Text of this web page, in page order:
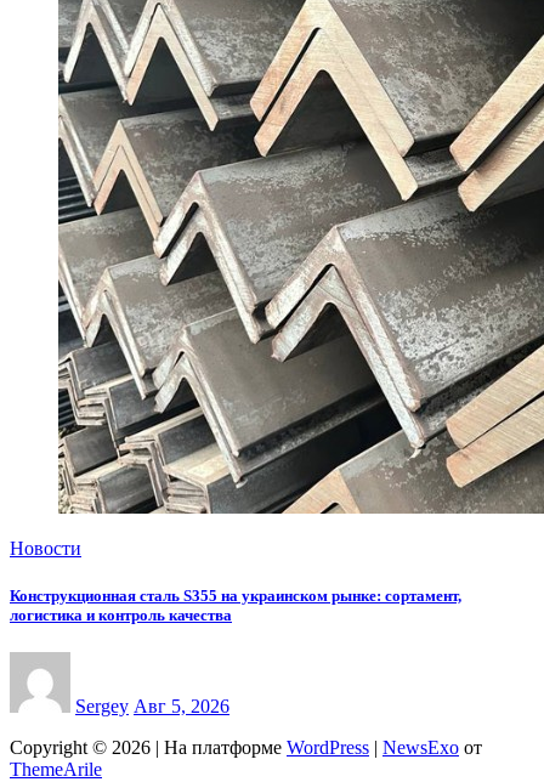
Новости
Конструкционная сталь S355 на украинском рынке: сортамент,
логистика и контроль качества
Sergey Авг 5, 2026
Copyright © 2026 | На платформе WordPress | NewsExo от
ThemeArile